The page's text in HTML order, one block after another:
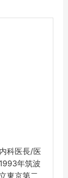
科医長/医
年筑波
東京第二